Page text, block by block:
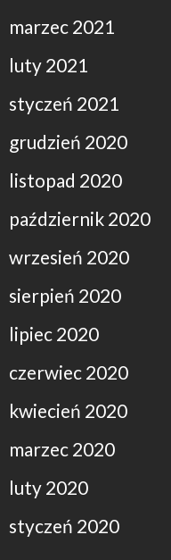
marzec 2021
luty 2021
styczeń 2021
grudzień 2020
listopad 2020
październik 2020
wrzesień 2020
sierpień 2020
lipiec 2020
czerwiec 2020
kwiecień 2020
marzec 2020
luty 2020
styczeń 2020